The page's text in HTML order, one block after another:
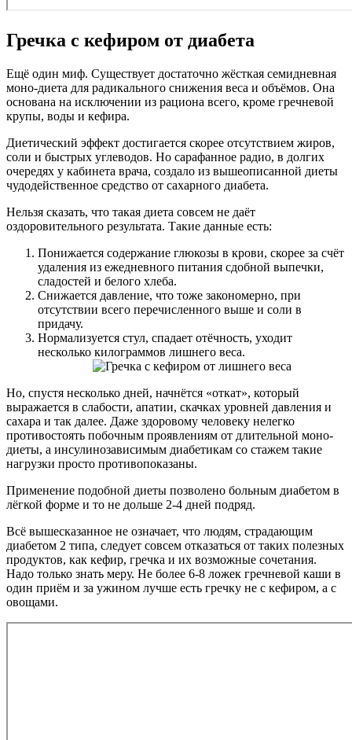
Гречка с кефиром от диабета
Ещё один миф. Существует достаточно жёсткая семидневная
моно-диета для радикального снижения веса и объёмов. Она
основана на исключении из рациона всего, кроме гречневой
крупы, воды и кефира.
Диетический эффект достигается скорее отсутствием жиров,
соли и быстрых углеводов. Но сарафанное радио, в долгих
очередях у кабинета врача, создало из вышеописанной диеты
чудодейственное средство от сахарного диабета.
Нельзя сказать, что такая диета совсем не даёт
оздоровительного результата. Такие данные есть:
Понижается содержание глюкозы в крови, скорее за счёт
удаления из ежедневного питания сдобной выпечки,
сладостей и белого хлеба.
Снижается давление, что тоже закономерно, при
отсутствии всего перечисленного выше и соли в
придачу.
Нормализуется стул, спадает отёчность, уходит
несколько килограммов лишнего веса.
Но, спустя несколько дней, начнётся «откат», который
выражается в слабости, апатии, скачках уровней давления и
сахара и так далее. Даже здоровому человеку нелегко
противостоять побочным проявлениям от длительной моно-
диеты, а инсулинозависимым диабетикам со стажем такие
нагрузки просто противопоказаны.
Применение подобной диеты позволено больным диабетом в
лёгкой форме и то не дольше 2-4 дней подряд.
Всё вышесказанное не означает, что людям, страдающим
диабетом 2 типа, следует совсем отказаться от таких полезных
продуктов, как кефир, гречка и их возможные сочетания.
Надо только знать меру. Не более 6-8 ложек гречневой каши в
один приём и за ужином лучше есть гречку не с кефиром, а с
овощами.